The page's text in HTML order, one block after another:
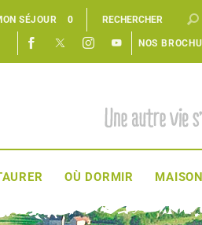
SÉJOUR 0
NOS
OÙ DORMIR